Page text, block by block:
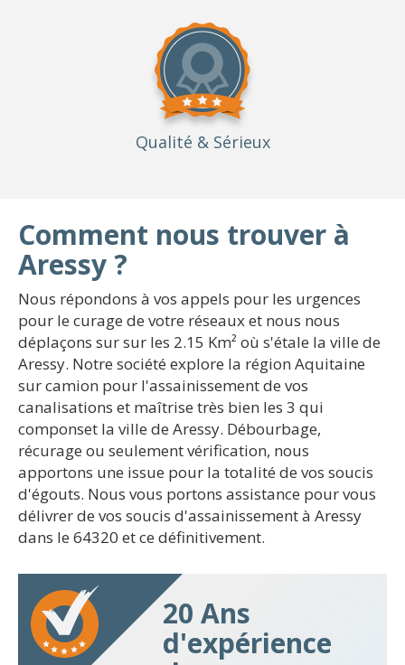
Qualité & Sérieux
Comment nous trouver à
Aressy ?
Nous répondons à vos appels pour les urgences
pour le curage de votre réseaux et nous nous
déplaçons sur sur les 2.15 Km² où s'étale la ville de
Aressy. Notre société explore la région Aquitaine
sur camion pour l'assainissement de vos
canalisations et maîtrise très bien les 3 qui
componset la ville de Aressy. Débourbage,
récurage ou seulement vérification, nous
apportons une issue pour la totalité de vos soucis
d'égouts. Nous vous portons assistance pour vous
délivrer de vos soucis d'assainissement à Aressy
dans le 64320 et ce définitivement.
20 Ans
d'expérience